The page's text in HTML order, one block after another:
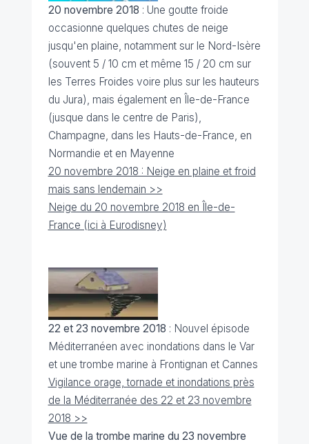
20 novembre 2018 : Une goutte froide
occasionne quelques chutes de neige
jusqu'en plaine, notamment sur le Nord-Isère
(souvent 5 / 10 cm et même 15 / 20 cm sur
les Terres Froides voire plus sur les hauteurs
du Jura), mais également en Île-de-France
(jusque dans le centre de Paris),
Champagne, dans les Hauts-de-France, en
Normandie et en Mayenne
20 novembre 2018 : Neige en plaine et froid
mais sans lendemain >>
Neige du 20 novembre 2018 en Île-de-
France (ici à Eurodisney)
22 et 23 novembre 2018 : Nouvel épisode
Méditerranéen avec inondations dans le Var
et une trombe marine à Frontignan et Cannes
Vigilance orage, tornade et inondations près
de la Méditerranée des 22 et 23 novembre
2018 >>
Vue de la trombe marine du 23 novembre